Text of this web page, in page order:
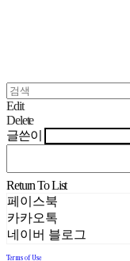
Edit
Delete
글쓴이
Return To List
페이스북
카카오톡
네이버 블로그
Terms of Use